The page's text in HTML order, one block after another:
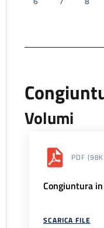
Volumi
PDF
Congiuntura
SCARICA FILE